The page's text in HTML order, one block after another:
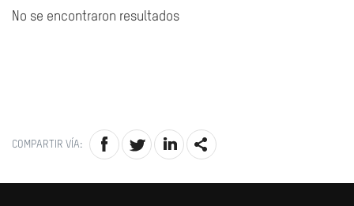
No se encontraron resultados
COMPARTIR VÍA: